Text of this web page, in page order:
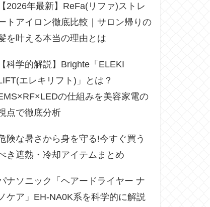
【2026年最新】ReFa(リファ)ストレ
トアイロン徹底比較｜サロン帰りの
を叶える本当の理由とは
【科学的解説】Brighte「ELEKI
エレキリフト)」とは？
の仕組みを美容家電の
点で徹底分析
険な暑さから身を守る!今すぐ買う
き遮熱・冷却アイテムまとめ
ナソニック「ヘアードライヤー ナ
ノケア」EH-NA0K系を科学的に解説